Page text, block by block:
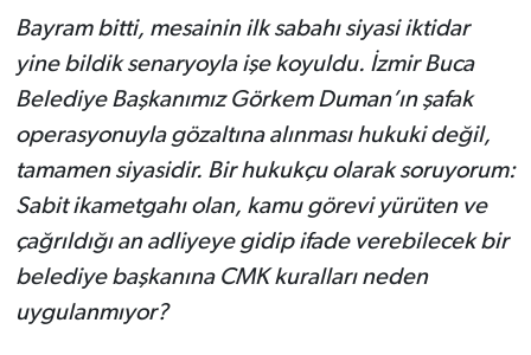
Bayram bitti, mesainin ilk sabahı siyasi iktidar
yine bildik senaryoyla işe koyuldu. İzmir Buca
Belediye Başkanımız Görkem Duman’ın şafak
operasyonuyla gözaltına alınması hukuki değil,
tamamen siyasidir. Bir hukukçu olarak soruyorum:
Sabit ikametgahı olan, kamu görevi yürüten ve
çağrıldığı an adliyeye gidip ifade verebilecek bir
belediye başkanına CMK kuralları neden
uygulanmıyor?